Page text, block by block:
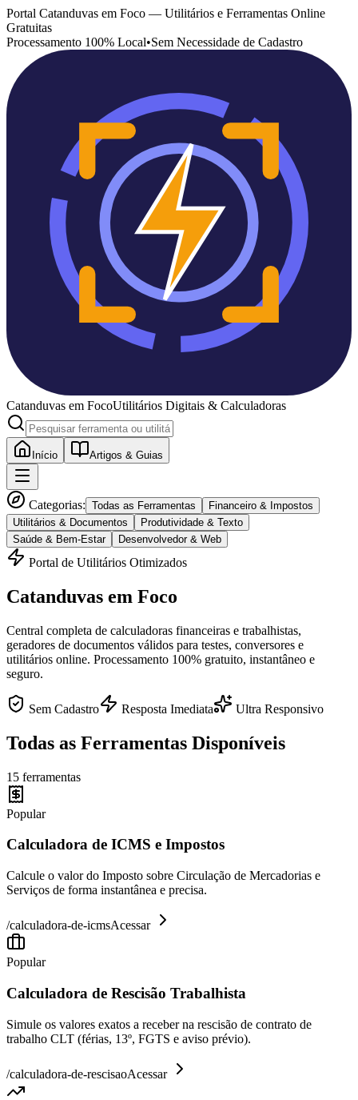
Portal Catanduvas em Foco — Utilitários e Ferramentas Online
Gratuitas
Processamento 100% Local•Sem Necessidade de Cadastro
Catanduvas em FocoUtilitários Digitais & Calculadoras
Início Artigos & Guias
Categorias: Todas as Ferramentas
Financeiro & Impostos
Utilitários & Documentos
Produtividade & Texto
Saúde & Bem-Estar
Desenvolvedor & Web
Portal de Utilitários Otimizados
Catanduvas em Foco
Central completa de calculadoras financeiras e trabalhistas,
geradores de documentos válidos para testes, conversores e
utilitários online. Processamento 100% gratuito, instantâneo e
seguro.
Sem Cadastro Resposta Imediata Ultra Responsivo
Todas as Ferramentas Disponíveis
15 ferramentas
Popular
Calculadora de ICMS e Impostos
Calcule o valor do Imposto sobre Circulação de Mercadorias e
Serviços de forma instantânea e precisa.
/calculadora-de-icmsAcessar
Popular
Calculadora de Rescisão Trabalhista
Simule os valores exatos a receber na rescisão de contrato de
trabalho CLT (férias, 13º, FGTS e aviso prévio).
/calculadora-de-rescisaoAcessar